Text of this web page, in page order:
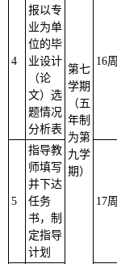
第七
学期
（五
年制
为第
九学
期）
4
报以专
业为单
位的毕
业设计
（论
文）选
题情况
分析表
16周
5
指导教
师填写
并下达
任务
书，制
定指导
计划
17周